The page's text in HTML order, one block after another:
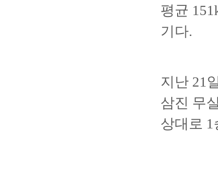
평균
기다.
지난 21
삼진 무
상대로